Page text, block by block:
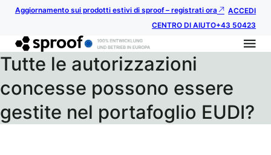
Aggiornamento sui prodotti estivi di sproof – registrati ora
ACCEDI
CENTRO DI AIUTO+43 50423
Tutte le autorizzazioni
concesse possono essere
gestite nel portafoglio EUDI?